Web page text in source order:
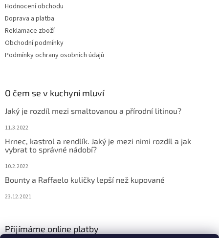
Hodnocení obchodu
Doprava a platba
Reklamace zboží
Obchodní podmínky
Podmínky ochrany osobních údajů
O čem se v kuchyni mluví
Jaký je rozdíl mezi smaltovanou a přírodní litinou?
11.3.2022
Hrnec, kastrol a rendlík. Jaký je mezi nimi rozdíl a jak
vybrat to správné nádobí?
10.2.2022
Bounty a Raffaelo kuličky lepší než kupované
23.12.2021
Přijímáme online platby